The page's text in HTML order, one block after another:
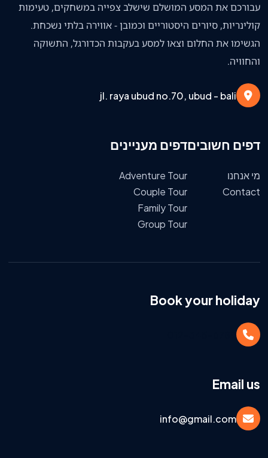
עבורכם את המסע המושלם שישלב צפייה במשחקים, טעימות
קולינריות, סיורים היסטוריים וכמובן - אווירה בלתי נשכחת.
הגשימו את החלום וצאו למסע בעקבות הכדורגל, התשוקה
והחוויה.
jl. raya ubud no.70, ubud - bali
דפים חשובים
מי אנחנו
Contact
דפים מעניינים
Adventure Tour
Couple Tour
Family Tour
Group Tour
Book your holiday
Email us
info@gmail.com